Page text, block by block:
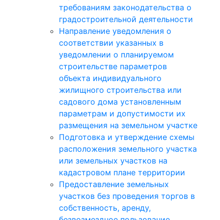
требованиям законодательства о
градостроительной деятельности
Направление уведомления о
соответствии указанных в
уведомлении о планируемом
строительстве параметров
объекта индивидуального
жилищного строительства или
садового дома установленным
параметрам и допустимости их
размещения на земельном участке
Подготовка и утверждение схемы
расположения земельного участка
или земельных участков на
кадастровом плане территории
Предоставление земельных
участков без проведения торгов в
собственность, аренду,